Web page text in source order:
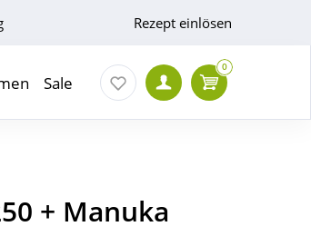
Rezept einlösen
Sale
0
+ Manuka